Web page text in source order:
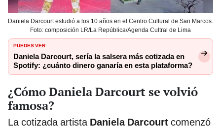
Daniela Darcourt estudió a los 10 años en el Centro Cultural de San Marcos.
Foto: composición LR/La República/Agenda Cultral de Lima
PUEDES VER:
Daniela Darcourt, sería la salsera más cotizada en
Spotify: ¿cuánto dinero ganaría en esta plataforma?
¿Cómo Daniela Darcourt se volvió
famosa?
La cotizada artista Daniela Darcourt comenzó